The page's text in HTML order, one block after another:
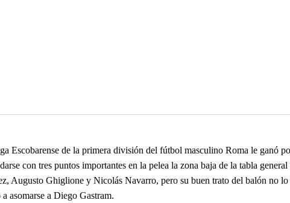
Escobarense de la primera división del fútbol masculino Roma le
con tres puntos importantes en la pelea la zona baja de la tabla
Augusto Ghiglione y Nicolás Navarro, pero su buen trato del balón no
asomarse a Diego Gastram.